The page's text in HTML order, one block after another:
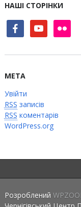
НАШІ СТОРІНКИ
facebookyoutube flickr
МЕТА
Увійти
RSS записів
RSS коментарів
WordPress.org
Розроблений